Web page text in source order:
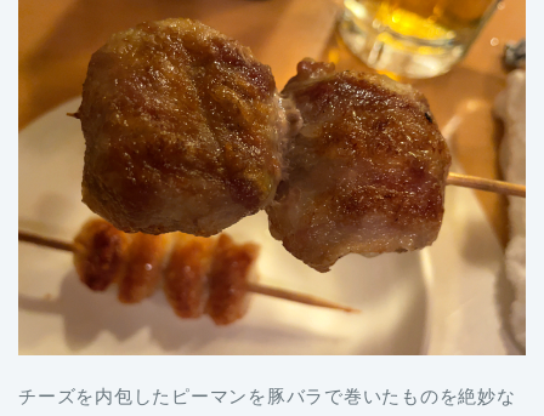
チーズを内包したピーマンを豚バラで巻いたものを絶妙な